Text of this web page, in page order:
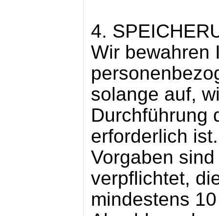
4.
Wir bewahren
solange auf,
Durchführung
erforderlich
Vorgaben
verpflichtet,
mindestens